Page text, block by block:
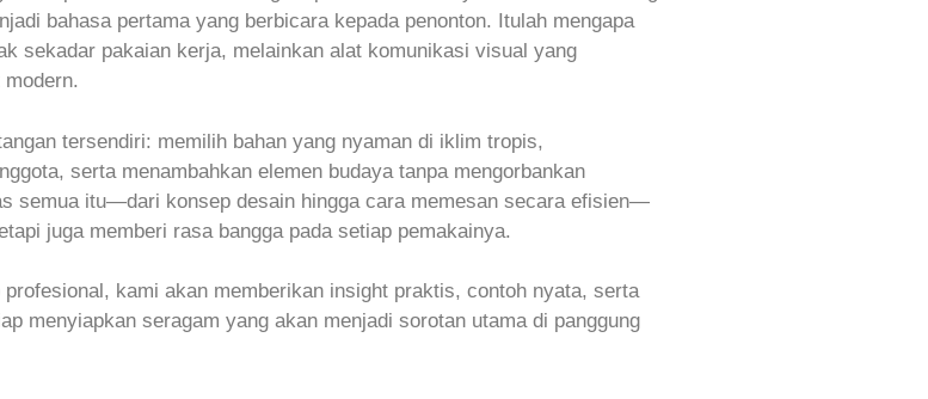
bahasa pertama yang berbicara kepada penonton. Itulah mengapa
sekadar pakaian kerja, melainkan alat komunikasi visual yang
tersendiri: memilih bahan yang nyaman di iklim tropis,
serta menambahkan elemen budaya tanpa mengorbankan
semua itu—dari konsep desain hingga cara memesan secara efisien—
juga memberi rasa bangga pada setiap pemakainya.
kami akan memberikan insight praktis, contoh nyata, serta
menyiapkan seragam yang akan menjadi sorotan utama di panggung